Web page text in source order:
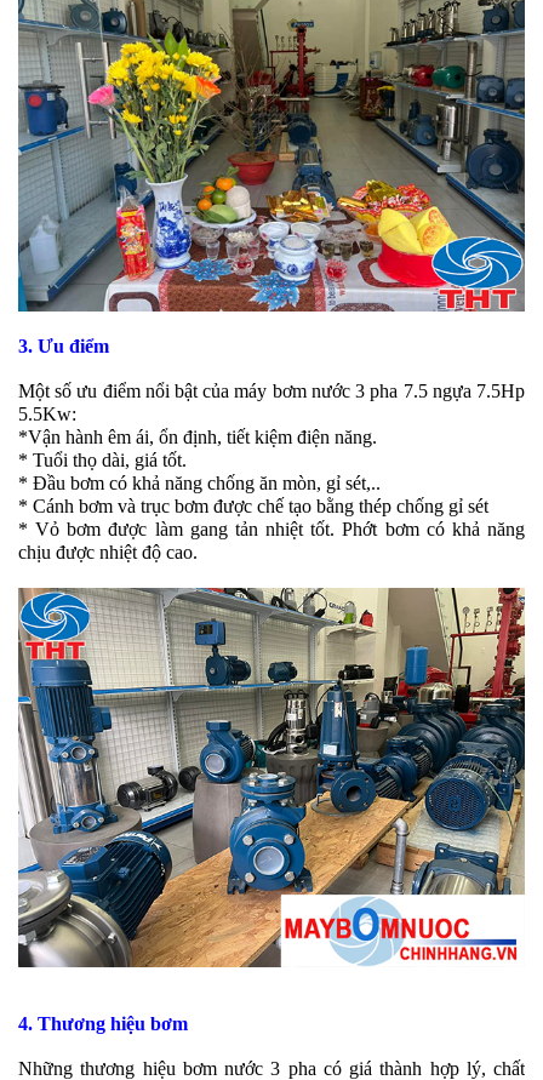
3. Ưu điểm
Một số ưu điểm nổi bật của máy bơm nước 3 pha 7.5 ngựa 7.5Hp
5.5Kw:
*Vận hành êm ái, ổn định, tiết kiệm điện năng.
* Tuổi thọ dài, giá tốt.
* Đầu bơm có khả năng chống ăn mòn, gỉ sét,..
* Cánh bơm và trục bơm được chế tạo bằng thép chống gỉ sét
* Vỏ bơm được làm gang tản nhiệt tốt. Phớt bơm có khả năng
chịu được nhiệt độ cao.
4. Thương hiệu bơm
Những thương hiệu bơm nước 3 pha có giá thành hợp lý, chất